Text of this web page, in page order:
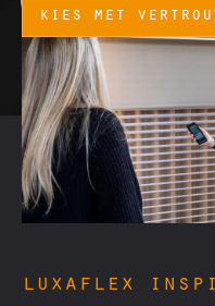
kies met
luxaflex